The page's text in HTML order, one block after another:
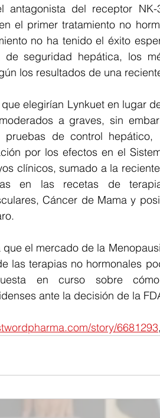
antagonista del receptor NK-
el primer tratamiento no
no ha tenido el éxito
de seguridad hepática, los
los resultados de una
elegirían Lynkuet en lugar
a graves, sin
pruebas de control
por los efectos en el
clínicos, sumado a la
en las recetas de
Cáncer de Mama y
el mercado de la
las terapias no hormonales
en curso sobre
ante la decisión de la
story/6681293